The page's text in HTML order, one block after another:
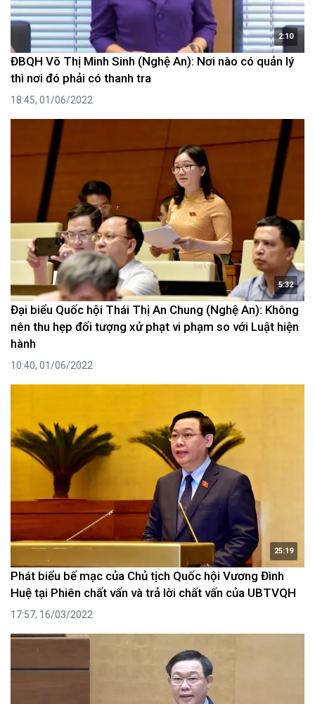
2:10
ĐBQH Võ Thị Minh Sinh (Nghệ An): Nơi nào có quản lý
thì nơi đó phải có thanh tra
18:45, 01/06/2022
5:32
Đại biểu Quốc hội Thái Thị An Chung (Nghệ An): Không
nên thu hẹp đối tượng xử phạt vi phạm so với Luật hiện
hành
10:40, 01/06/2022
25:19
Phát biểu bế mạc của Chủ tịch Quốc hội Vương Đình
Huệ tại Phiên chất vấn và trả lời chất vấn của UBTVQH
17:57, 16/03/2022